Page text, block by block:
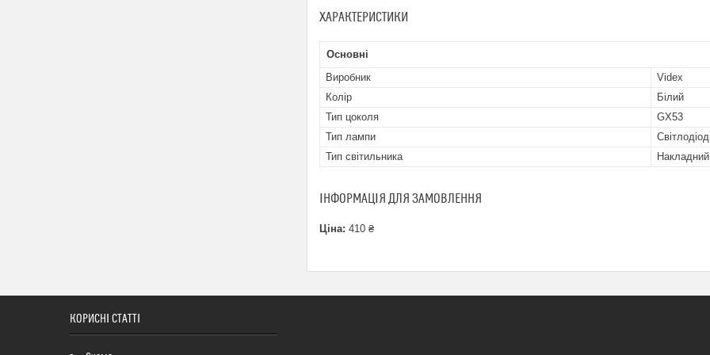
ХАРАКТЕРИСТИКИ
Основні
Виробник
Videx
Колір
Білий
Тип цоколя
GX53
Тип лампи
Тип світильника
Накладний
ІНФОРМАЦІЯ ДЛЯ ЗАМОВЛЕННЯ
Ціна: 410 ₴
КОРИСНІ СТАТТІ